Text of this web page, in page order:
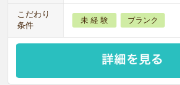
こだわり
条件
未 経 験 ブランク